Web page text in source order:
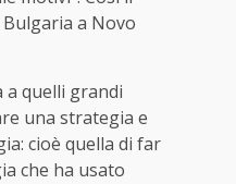
a Novo
a quelli grandi
una strategia e
cioè quella di far
che ha usato